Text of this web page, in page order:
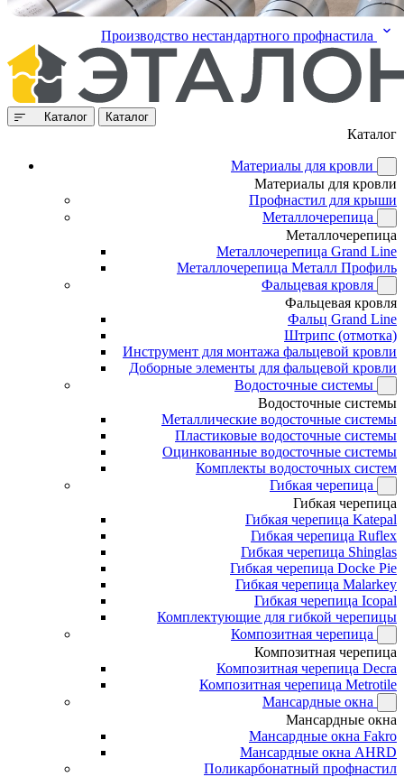
Производство нестандартного профнастила
Каталог Каталог
Каталог
Материалы для кровли
Материалы для кровли
Профнастил для крыши
Металлочерепица
Металлочерепица
Металлочерепица Grand Line
Металлочерепица Металл Профиль
Фальцевая кровля
Фальцевая кровля
Фальц Grand Line
Штрипс (отмотка)
Инструмент для монтажа фальцевой кровли
Доборные элементы для фальцевой кровли
Водосточные системы
Водосточные системы
Металлические водосточные системы
Пластиковые водосточные системы
Оцинкованные водосточные системы
Комплекты водосточных систем
Гибкая черепица
Гибкая черепица
Гибкая черепица Katepal
Гибкая черепица Ruflex
Гибкая черепица Shinglas
Гибкая черепица Docke Pie
Гибкая черепица Malarkey
Гибкая черепица Icopal
Комплектующие для гибкой черепицы
Композитная черепица
Композитная черепица
Композитная черепица Decra
Композитная черепица Metrotile
Мансардные окна
Мансардные окна
Мансардные окна Fakro
Мансардные окна AHRD
Поликарбонатный профнастил